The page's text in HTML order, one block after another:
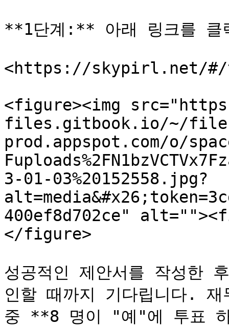
**1단계:** 아래 링크를 클
<https://skypirl.net/#/
<figure><img
files.gitbook.io/~/
prod.appspot.com/o/
3-01-03%20152558.jpg?
400ef8d702ce"
</figure>
성공적인 제안서를 작성한
인할 때까지 기다립니다.
중 **8 명이 "예"에 투표